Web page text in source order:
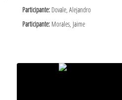
Participante: Dovale, Alejandro
Participante: Morales, Jaime